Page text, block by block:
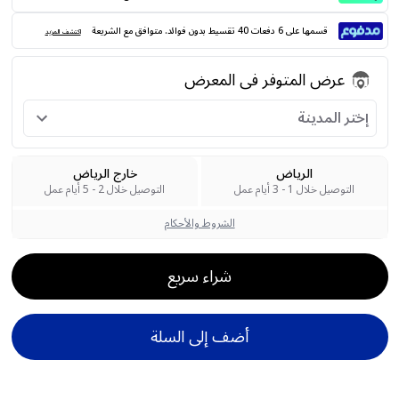
قسمها على 6 دفعات 40 تقسيط بدون فوائد. متوافق مع الشريعة اكتشف المزيد
عرض المتوفر فى المعرض
إختر المدينة
الرياض
التوصيل خلال 1 - 3 أيام عمل
خارج الرياض
التوصيل خلال 2 - 5 أيام عمل
الشروط والأحكام
شراء سريع
أضف إلى السلة